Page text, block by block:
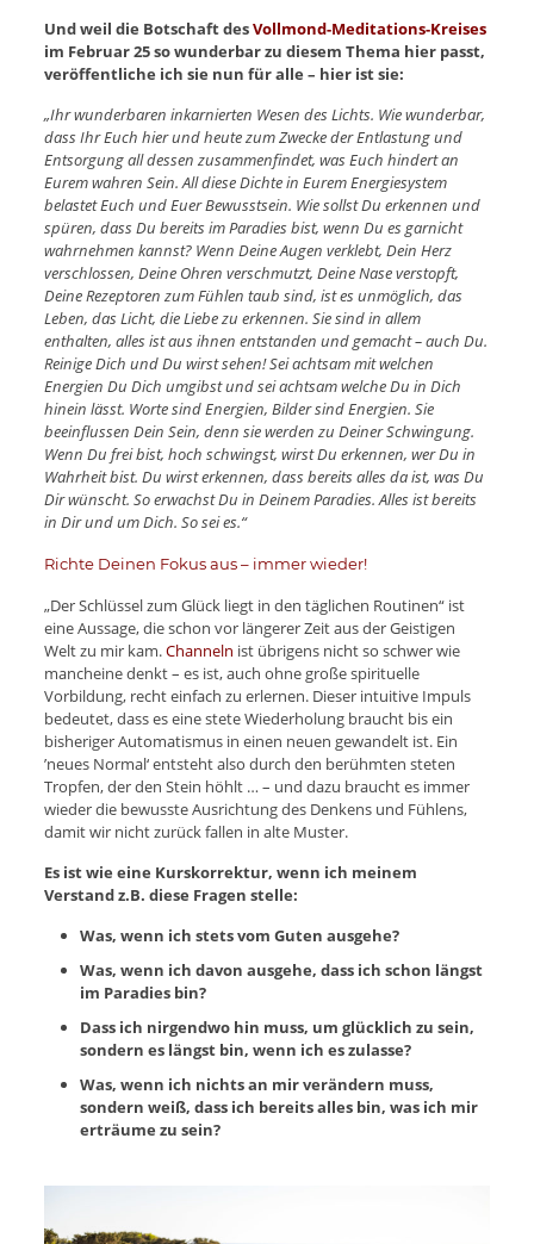
Und weil die Botschaft desVollmond-Meditations-Kreises
im Februar 25 so wunderbar zu diesem Thema hier passt,
veröffentliche ich sie nun für alle – hier ist sie:
„Ihr wunderbaren inkarnierten Wesen des Lichts. Wie wunderbar,
dass Ihr Euch hier und heute zum Zwecke der Entlastung und
Entsorgung all dessen zusammenfindet, was Euch hindert an
Eurem wahren Sein. All diese Dichte in Eurem Energiesystem
belastet Euch und Euer Bewusstsein. Wie sollst Du erkennen und
spüren, dass Du bereits im Paradies bist, wenn Du es garnicht
wahrnehmen kannst? Wenn Deine Augen verklebt, Dein Herz
verschlossen, Deine Ohren verschmutzt, Deine Nase verstopft,
Deine Rezeptoren zum Fühlen taub sind, ist es unmöglich, das
Leben, das Licht, die Liebe zu erkennen. Sie sind in allem
enthalten, alles ist aus ihnen entstanden und gemacht – auch Du.
Reinige Dich und Du wirst sehen! Sei achtsam mit welchen
Energien Du Dich umgibst und sei achtsam welche Du in Dich
hinein lässt. Worte sind Energien, Bilder sind Energien. Sie
beeinflussen Dein Sein, denn sie werden zu Deiner Schwingung.
Wenn Du frei bist, hoch schwingst, wirst Du erkennen, wer Du in
Wahrheit bist. Du wirst erkennen, dass bereits alles da ist, was Du
Dir wünscht. So erwachst Du in Deinem Paradies. Alles ist bereits
in Dir und um Dich. So sei es.“
Richte Deinen Fokus aus – immer wieder!
„Der Schlüssel zum Glück liegt in den täglichen Routinen“ ist
eine Aussage, die schon vor längerer Zeit aus der Geistigen
Welt zu mir kam.Channeln ist übrigens nicht so schwer wie
mancheine denkt – es ist, auch ohne große spirituelle
Vorbildung, recht einfach zu erlernen. Dieser intuitive Impuls
bedeutet, dass es eine stete Wiederholung braucht bis ein
bisheriger Automatismus in einen neuen gewandelt ist. Ein
’neues Normal‘ entsteht also durch den berühmten steten
Tropfen, der den Stein höhlt … – und dazu braucht es immer
wieder die bewusste Ausrichtung des Denkens und Fühlens,
damit wir nicht zurück fallen in alte Muster.
Es ist wie eine Kurskorrektur, wenn ich meinem
Verstand z.B. diese Fragen stelle:
Was, wenn ich stets vom Guten ausgehe?
Was, wenn ich davon ausgehe, dass ich schon längst
im Paradies bin?
Dass ich nirgendwo hin muss, um glücklich zu sein,
sondern es längst bin, wenn ich es zulasse?
Was, wenn ich nichts an mir verändern muss,
sondern weiß, dass ich bereits alles bin, was ich mir
erträume zu sein?